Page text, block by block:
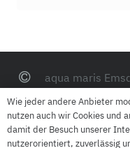
aqua maris
Mühlenstraße
0 25 72 – 800
Wie jeder andere Anbieter
nutzen auch wir Cookies und
damit der Besuch unserer
nutzerorientiert, zuverlässig